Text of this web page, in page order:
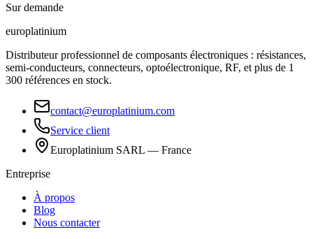
Sur demande
europlatinium
Distributeur professionnel de composants électroniques : résistances,
semi-conducteurs, connecteurs, optoélectronique, RF, et plus de 1
300 références en stock.
contact@europlatinium.com
Service client
Europlatinium SARL — France
Entreprise
À propos
Blog
Nous contacter